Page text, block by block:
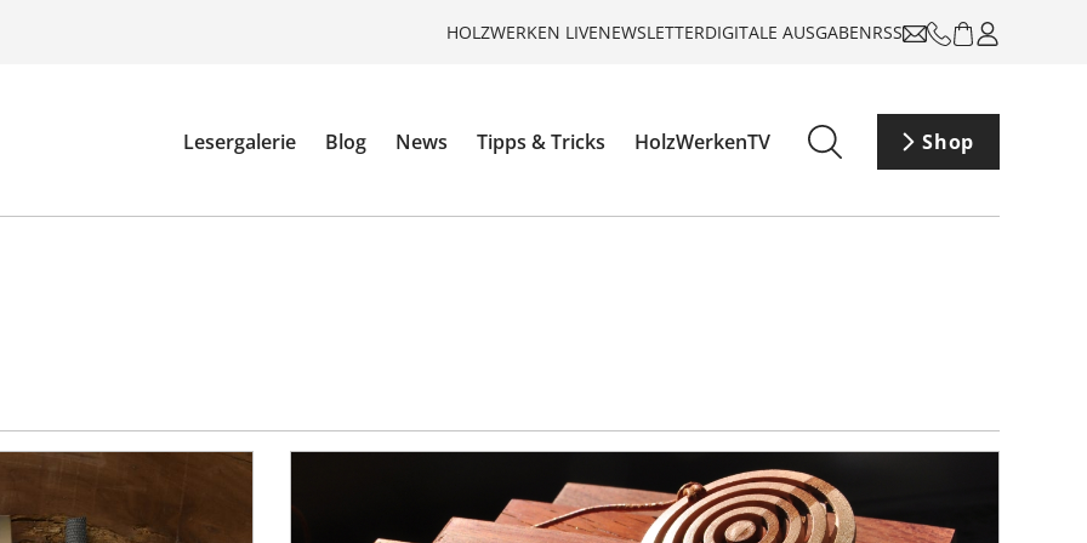
HOLZWERKEN LIVENEWSLETTERDIGITALE AUSGABENRSS
Lesergalerie Blog News Tipps & Tricks HolzWerkenTV Shop